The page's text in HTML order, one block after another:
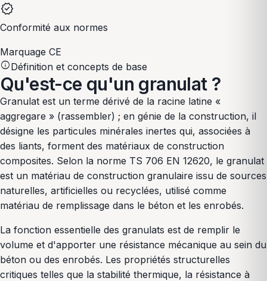
verified
Conformité aux normes
Marquage CE
infoDéfinition et concepts de base
Qu'est-ce qu'un granulat ?
Granulat est un terme dérivé de la racine latine «
aggregare » (rassembler) ; en génie de la construction, il
désigne les particules minérales inertes qui, associées à
des liants, forment des matériaux de construction
composites. Selon la norme TS 706 EN 12620, le granulat
est un matériau de construction granulaire issu de sources
naturelles, artificielles ou recyclées, utilisé comme
matériau de remplissage dans le béton et les enrobés.
La fonction essentielle des granulats est de remplir le
volume et d'apporter une résistance mécanique au sein du
béton ou des enrobés. Les propriétés structurelles
critiques telles que la stabilité thermique, la résistance à